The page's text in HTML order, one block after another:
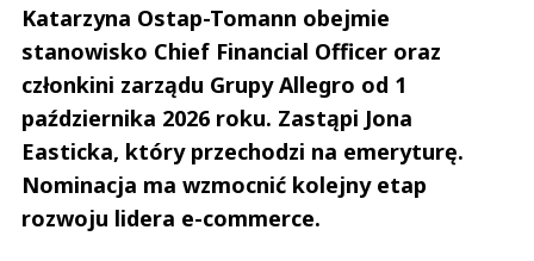
Katarzyna Ostap-Tomann obejmie
stanowisko Chief Financial Officer oraz
członkini zarządu Grupy Allegro od 1
października 2026 roku. Zastąpi Jona
Easticka, który przechodzi na emeryturę.
Nominacja ma wzmocnić kolejny etap
rozwoju lidera e-commerce.